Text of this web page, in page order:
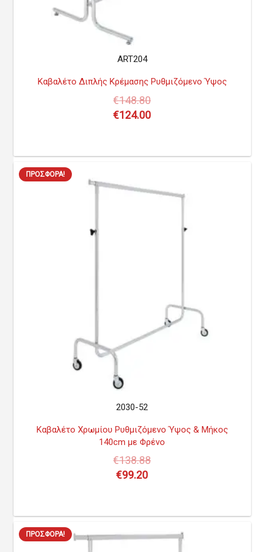
ART204
Καβαλέτο Διπλής Κρέμασης Ρυθμιζόμενο Ύψος
€148.80
€124.00
ΠΡΟΣΦΟΡΆ!
2030-52
Καβαλέτο Χρωμίου Ρυθμιζόμενο Ύψος & Μήκος
140cm με Φρένο
€138.88
€99.20
ΠΡΟΣΦΟΡΆ!